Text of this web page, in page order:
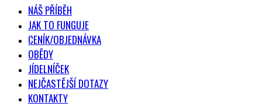
NÁŠ PŘÍBĚH
JAK TO FUNGUJE
CENÍK/OBJEDNÁVKA
OBĚDY
JÍDELNÍČEK
NEJČASTĚJŠÍ DOTAZY
KONTAKTY